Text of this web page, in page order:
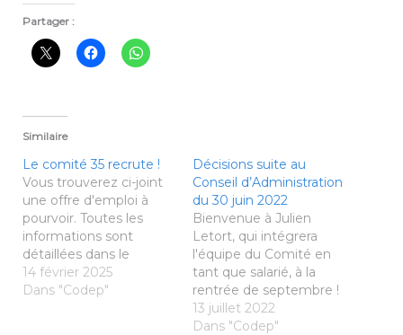
Partager :
Similaire
Le comité 35 recrute !
Vous trouverez ci-joint
une offre d'emploi à
pourvoir. Toutes les
informations sont
détaillées dans le
document joint.
N'hésitez pas à vous
14 février 2025
Dans "Codep"
Décisions suite au
Conseil d’Administration
du 30 juin 2022
Bienvenue à Julien
Letort, qui intégrera
l'équipe du Comité en
tant que salarié, à la
rentrée de septembre !
Élection d'un vice-
président au Comité:
13 juillet 2022
Dans "Codep"